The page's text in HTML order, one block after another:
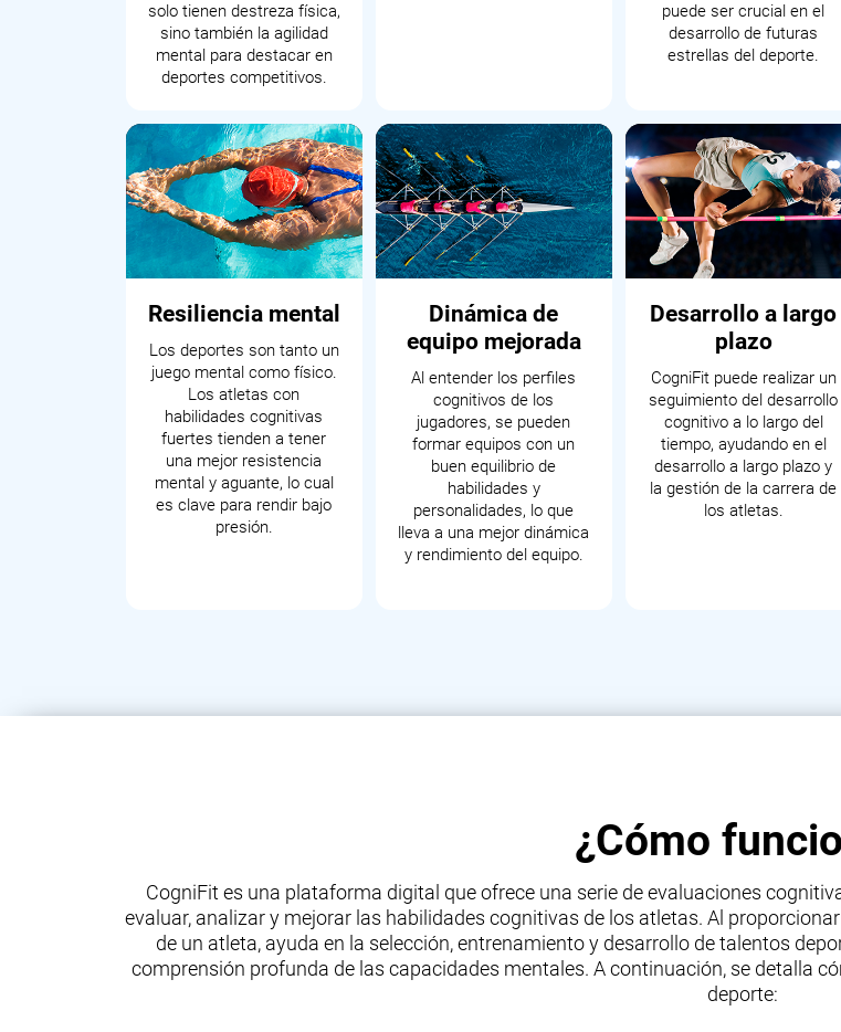
solo tienen destreza física,
sino también la agilidad
mental para destacar en
deportes competitivos.
puede ser crucial en el
desarrollo de futuras
estrellas del deporte.
Resiliencia mental
Los deportes son tanto un
juego mental como físico.
Los atletas con
habilidades cognitivas
fuertes tienden a tener
una mejor resistencia
mental y aguante, lo cual
es clave para rendir bajo
presión.
Dinámica de
equipo mejorada
Al entender los perfiles
cognitivos de los
jugadores, se pueden
formar equipos con un
buen equilibrio de
habilidades y
personalidades, lo que
lleva a una mejor dinámica
y rendimiento del equipo.
Desarrollo a largo
plazo
CogniFit puede realizar un
seguimiento del desarrollo
cognitivo a lo largo del
tiempo, ayudando en el
desarrollo a largo plazo y
la gestión de la carrera de
los atletas.
¿Cómo
CogniFit es una plataforma digital que ofrece una serie de evaluaciones
evaluar, analizar y mejorar las habilidades cognitivas de los atletas. Al
de un atleta, ayuda en la selección, entrenamiento y desarrollo de talentos
comprensión profunda de las capacidades mentales. A continuación, se detalla
deporte: